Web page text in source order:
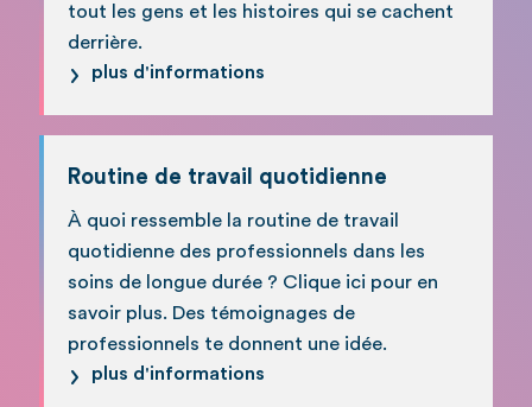
tout les gens et les histoires qui se cachent
derrière.
plus d'informations
Routine de travail quotidienne
À quoi ressemble la routine de travail
quotidienne des professionnels dans les
soins de longue durée ? Clique ici pour en
savoir plus. Des témoignages de
professionnels te donnent une idée.
plus d'informations